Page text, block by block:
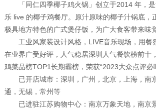
「同仁四季椰子鸡火锅」创立于2014 年，是
乐 live 的椰子鸡餐厅。原汁原味的椰子汁锅底，
极具地方特色的广式煲仔饭，为广大食客带来味
工业风家装设计风格，LIVE音乐现场，用餐
在业界广受好评，人气稳居深圳人气餐饮榜前十
鸡菜品榜TOP1长期霸榜，荣获“2023大众点评必
已开店城市：深圳，广州，北京，上海，南
通，无锡，常州等
已进驻江苏购物中心：南京万象天地，南京